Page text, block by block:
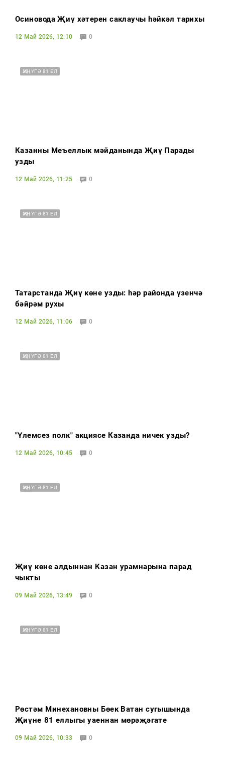
Осиновода Җиңү хәтерен саклаучы һәйкәл тарихы
12 Май 2026, 12:10 0
ҖИҢҮГӘ 81 ЕЛ
Казанның Меңъеллык мәйданында Җиңү Парады
узды
12 Май 2026, 11:25 0
ҖИҢҮГӘ 81 ЕЛ
Татарстанда Җиңү көне узды: һәр районда үзенчә
бәйрәм рухы
12 Май 2026, 11:06 0
ҖИҢҮГӘ 81 ЕЛ
"Үлемсез полк" акциясе Казанда ничек узды?
12 Май 2026, 10:45 0
ҖИҢҮГӘ 81 ЕЛ
Җиңү көне алдыннан Казан урамнарына парад
чыкты
09 Май 2026, 13:49 0
ҖИҢҮГӘ 81 ЕЛ
Рөстәм Миңнехановның Бөек Ватан сугышында
Җиңүнең 81 еллыгы уңаеннан мөрәҗәгате
09 Май 2026, 10:33 0